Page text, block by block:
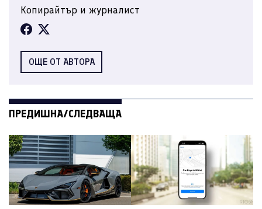
Копирайтър и журналист
ОЩЕ ОТ АВТОРА
ПРЕДИШНА/СЛЕДВАЩА